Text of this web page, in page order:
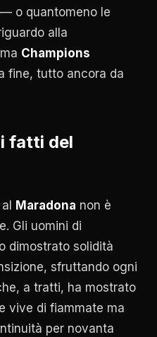
o quantomeno le
alla
Champions
fine, tutto ancora da
fatti del
al Maradona non è
Gli uomini di
dimostrato solidità
sfruttando ogni
a tratti, ha mostrato
vive di fiammate ma
per novanta